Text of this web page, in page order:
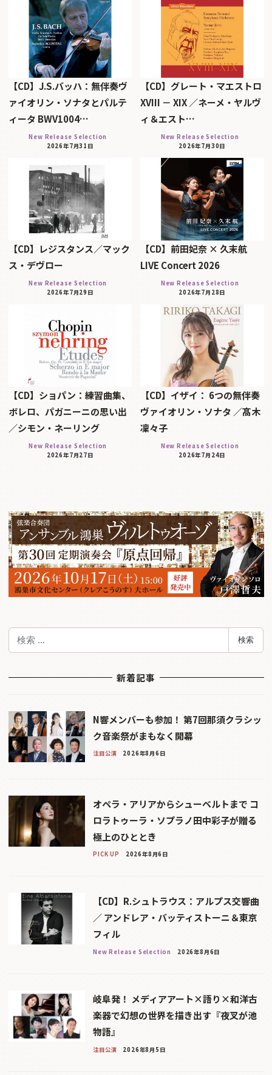
【CD】J.S.バッハ：無伴奏ヴ
ァイオリン・ソナタとパルテ
ィータ BWV1004…
New Release Selection
2026年7月31日
【CD】グレート・マエストロ
XVIII － XIX ／ネーメ・ヤルヴ
ィ＆エスト…
New Release Selection
2026年7月30日
【CD】レジスタンス／マック
ス・デヴロー
New Release Selection
2026年7月29日
【CD】前田妃奈 × 久末航
LIVE Concert 2026
New Release Selection
2026年7月28日
【CD】ショパン：練習曲集、
ボレロ、パガニーニの思い出
／シモン・ネーリング
New Release Selection
2026年7月27日
【CD】イザイ： 6つの無伴奏
ヴァイオリン・ソナタ ／髙木
凜々子
New Release Selection
2026年7月24日
検
検索
新着記事
N響メンバーも参加！ 第7回那須クラシッ
ク音楽祭がまもなく開幕
注目公演 2026年8月6日
オペラ・アリアからシューベルトまで コ
ロラトゥーラ・ソプラノ田中彩子が贈る
極上のひととき
PICK UP 2026年8月6日
【CD】R.シュトラウス：アルプス交響曲
／ アンドレア・バッティストーニ＆東京
フィル
New Release Selection 2026年8月6日
岐阜発！ メディアアート×語り×和洋古
楽器で幻想の世界を描き出す『夜叉が池
物語』
注目公演 2026年8月5日